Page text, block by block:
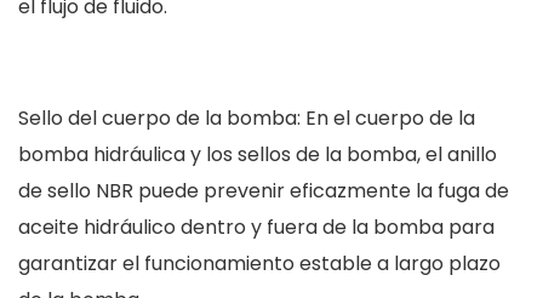
el flujo de fluido.
Sello del cuerpo de la bomba: En el cuerpo de la
bomba hidráulica y los sellos de la bomba, el anillo
de sello NBR puede prevenir eficazmente la fuga de
aceite hidráulico dentro y fuera de la bomba para
garantizar el funcionamiento estable a largo plazo